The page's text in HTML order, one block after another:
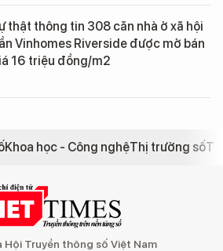
thật thông tin 308 căn nhà ở xã hội
Vinhomes Riverside được mở bán
16 triệu đồng/m2
Khoa học - Công nghệThị trường số
Hội Truyền thông số Việt Nam